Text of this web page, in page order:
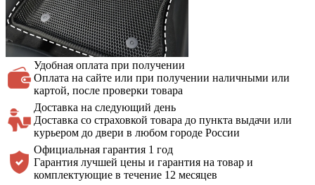
Удобная оплата при получении
Оплата на сайте или при получении наличными или
картой, после проверки товара
Доставка на следующий день
Доставка со страховкой товара до пункта выдачи или
курьером до двери в любом городе России
Официальная гарантия 1 год
Гарантия лучшей цены и гарантия на товар и
комплектующие в течение 12 месяцев